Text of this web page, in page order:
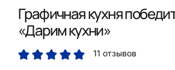
Графичная кухня
«Дарим кухни»
11 отзывов